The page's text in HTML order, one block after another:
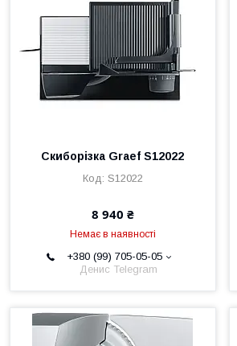
Скиборізка Graef S12022
S12022
8 940 ₴
Немає в наявності
+380 (99) 705-05-05
Денис Telegram